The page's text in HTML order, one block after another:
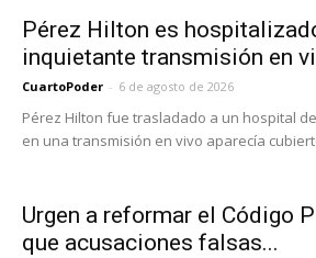
Pérez Hilton es
inquietante transmisión en
CuartoPoder - 6 de agosto de 2026
Pérez Hilton fue trasladado a un hospital
en una transmisión en vivo aparecía
Urgen a reformar el Código
que acusaciones falsas...